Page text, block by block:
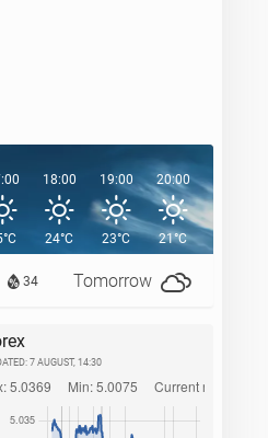
34 Tomorrow
18:00
24°C
19:00
23°C
20:00
21°C
7 AUGUST, 14:30